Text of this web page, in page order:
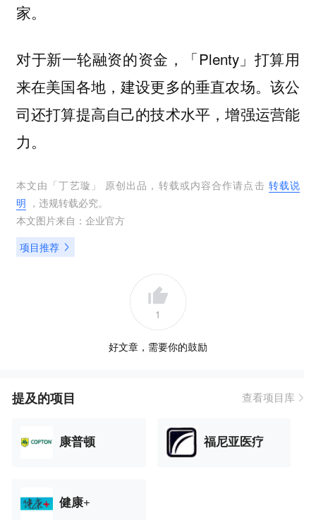
家。
对于新一轮融资的资金，「Plenty」打算用
来在美国各地，建设更多的垂直农场。该公
司还打算提高自己的技术水平，增强运营能
力。
本文由「丁艺璇 」 原创出品，转载或内容合作请点击 转载说
明 ，违规转载必究。
本文图片来自： 企业官方
项目推荐
1
好文章，需要你的鼓励
提及的项目 查看项目库
康普顿 福尼亚医疗
健康+